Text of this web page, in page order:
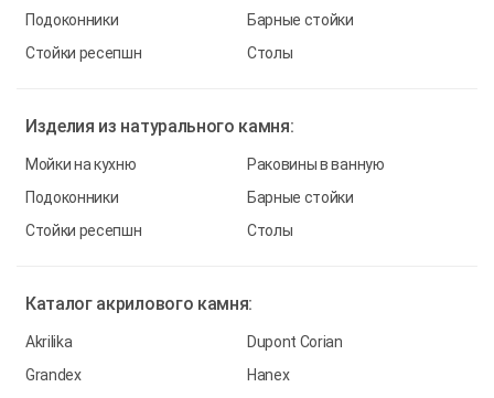
Подоконники
Барные стойки
Стойки ресепшн
Столы
Изделия из натурального камня:
Мойки на кухню
Раковины в ванную
Подоконники
Барные стойки
Стойки ресепшн
Столы
Каталог акрилового камня:
Akrilika
Dupont Corian
Grandex
Hanex